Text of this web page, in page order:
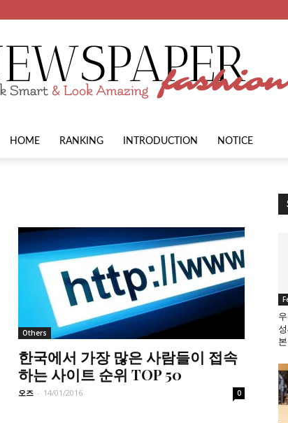
HOME RANKING INTRODUCTION NOTICE
Others
한국에서 가장 많은 사람들이 접속
하는 사이트 순위 TOP 50
오즈 - 14/01/2016 0